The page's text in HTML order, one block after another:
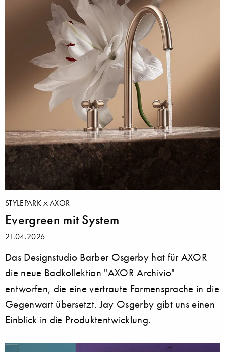
STYLEPARK AXOR
Evergreen mit System
21.04.2026
Das Designstudio Barber Osgerby hat für AXOR
die neue Badkollektion "AXOR Archivio"
entworfen, die eine vertraute Formensprache in die
Gegenwart übersetzt. Jay Osgerby gibt uns einen
Einblick in die Produktentwicklung.